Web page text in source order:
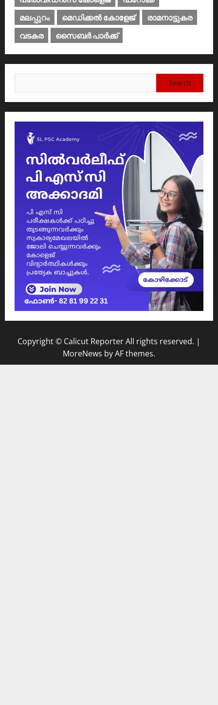
മലപ്പുറം
മെഡിക്കൽ കോളേജ്‌
രാമനാട്ടുകര
വടകര
സൈബര്‍ പാര്‍ക്ക്‌
for:
Copyright © Calicut Reporter All rights reserved. |
MoreNews by AF themes.